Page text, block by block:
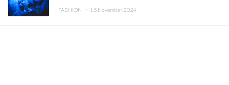
FASHION ・ 15.November.2024